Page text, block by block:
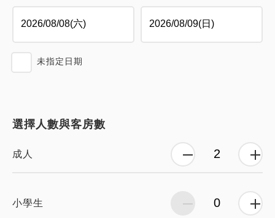
未指定日期
選擇人數與客房數
成人
小學生